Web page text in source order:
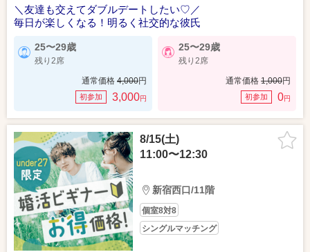
＼友達も交えてダブルデートしたい♡／
毎日が楽しくなる！明るく社交的な彼氏
25〜29歳
残り2席
通常価格 4,000円
初参加 3,000円
25〜29歳
残り2席
通常価格 1,000円
初参加 0円
8/15(土)
11:00〜12:30
新宿西口/11階
個室8対8
シングルマッチング